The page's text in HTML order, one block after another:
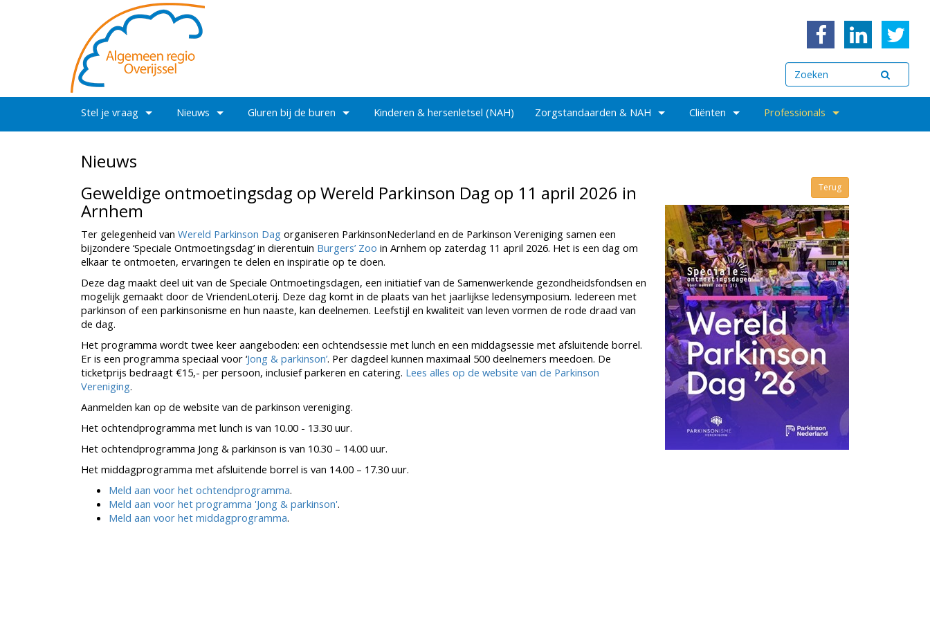
Stel je vraag Nieuws Gluren bij de buren Kinderen & hersenletsel (NAH) Zorgstandaarden & NAH Cliënten Professionals
Nieuws
Terug
Geweldige ontmoetingsdag op Wereld Parkinson Dag op 11 april 2026 in
Arnhem
Ter gelegenheid van Wereld Parkinson Dag organiseren ParkinsonNederland en de Parkinson Vereniging samen een
bijzondere ‘Speciale Ontmoetingsdag’ in dierentuin Burgers’ Zoo in Arnhem op zaterdag 11 april 2026. Het is een dag om
elkaar te ontmoeten, ervaringen te delen en inspiratie op te doen.
Deze dag maakt deel uit van de Speciale Ontmoetingsdagen, een initiatief van de Samenwerkende gezondheidsfondsen en
mogelijk gemaakt door de VriendenLoterij. Deze dag komt in de plaats van het jaarlijkse ledensymposium. Iedereen met
parkinson of een parkinsonisme en hun naaste, kan deelnemen. Leefstijl en kwaliteit van leven vormen de rode draad van
de dag.
Het programma wordt twee keer aangeboden: een ochtendsessie met lunch en een middagsessie met afsluitende borrel.
Er is een programma speciaal voor ‘Jong & parkinson’. Per dagdeel kunnen maximaal 500 deelnemers meedoen. De
ticketprijs bedraagt €15,- per persoon, inclusief parkeren en catering. Lees alles op de website van de Parkinson
Vereniging.
Aanmelden kan op de website van de parkinson vereniging.
Het ochtendprogramma met lunch is van 10.00 - 13.30 uur.
Het ochtendprogramma Jong & parkinson is van 10.30 – 14.00 uur.
Het middagprogramma met afsluitende borrel is van 14.00 – 17.30 uur.
Meld aan voor het ochtendprogramma.
Meld aan voor het programma 'Jong & parkinson'.
Meld aan voor het middagprogramma.